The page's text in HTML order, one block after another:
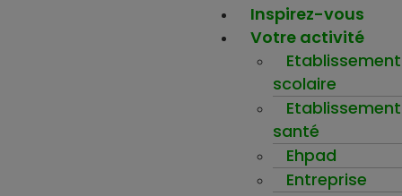
Inspirez-vous
Votre activité
Etablissement
scolaire
santé
Ehpad
Entreprise